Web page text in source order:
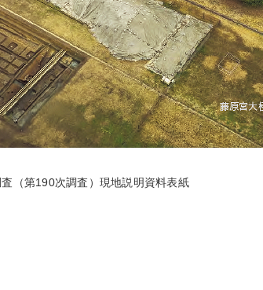
査（第190次調査）現地説明資料表紙